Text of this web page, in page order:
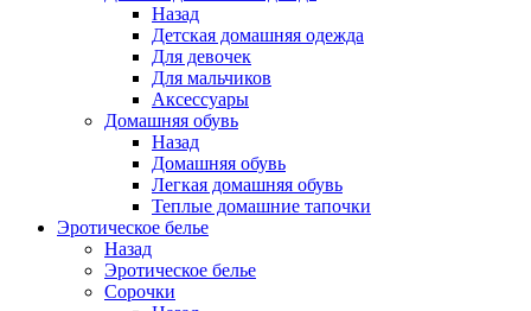
Назад
Детская домашняя одежда
Для девочек
Для мальчиков
Аксессуары
Домашняя обувь
Назад
Домашняя обувь
Легкая домашняя обувь
Теплые домашние тапочки
Эротическое белье
Назад
Эротическое белье
Сорочки